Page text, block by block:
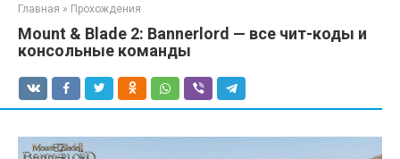
Главная » Прохождения
Mount & Blade 2: Bannerlord — все чит-коды и
консольные команды